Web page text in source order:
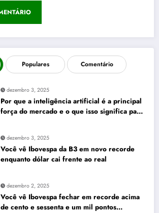
Populares Comentário
dezembro 3, 2025
Por que a inteligência artificial é a principal
força do mercado e o que isso significa para
dezembro 3, 2025
Você vê Ibovespa da B3 em novo recorde
enquanto dólar cai frente ao real
dezembro 2, 2025
Você vê Ibovespa fechar em recorde acima
de cento e sessenta e um mil pontos